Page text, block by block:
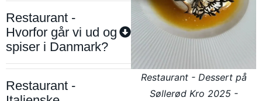
Restaurant -
Hvorfor går vi ud og
spiser i Danmark?
Restaurant -
Restaurant - Dessert på
Søllerød Kro 2025 -